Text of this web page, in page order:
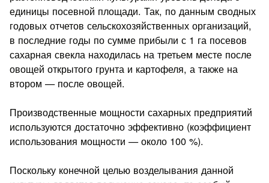
единицы по­севной площади. Так, по данным сводных
годовых отчетов сельскохозяйственных организаций,
в последние годы по сум­ме прибыли с 1 га посевов
сахарная свекла находилась на треть­ем месте после
овощей открытого грунта и картофеля, а также на
втором — после овощей.
Производственные мощности сахарных предприятий
ис­пользуются достаточно эффективно (коэффициент
использова­ния мощности — около 100 %).
Поскольку конечной целью возделывания данной